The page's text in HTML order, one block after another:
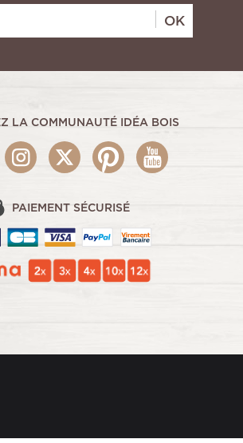
OK
LA COMMUNAUTÉ IDÉA BOIS
PAIEMENT SÉCURISÉ